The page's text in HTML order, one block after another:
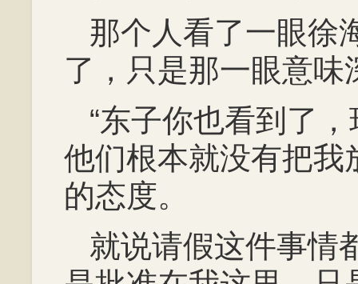
那个人看了一眼徐
了，只是那一眼意味
“东子你也看到了
他们根本就没有把我
的态度。
就说请假这件事情